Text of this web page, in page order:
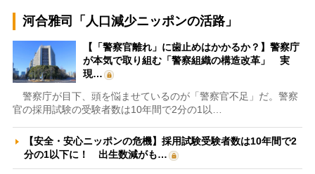
河合雅司「人口減少ニッポンの活路」
【「警察官離れ」に歯止めはかかるか？】警察庁
が本気で取り組む「警察組織の構造改革」 実
現…
警察庁が目下、頭を悩ませているのが「警察官不足」だ。警察
官の採用試験の受験者数は10年間で2分の1以…
【安全・安心ニッポンの危機】採用試験受験者数は10年間で2
分の1以下に！ 出生数減がも…